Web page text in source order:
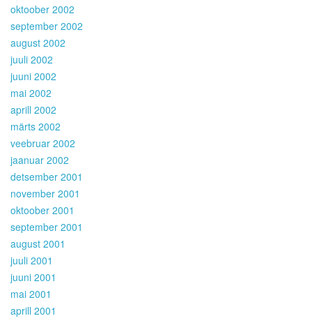
oktoober 2002
september 2002
august 2002
juuli 2002
juuni 2002
mai 2002
aprill 2002
märts 2002
veebruar 2002
jaanuar 2002
detsember 2001
november 2001
oktoober 2001
september 2001
august 2001
juuli 2001
juuni 2001
mai 2001
aprill 2001